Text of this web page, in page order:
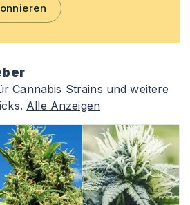
Cannabis Strains und weitere
Alle Anzeigen